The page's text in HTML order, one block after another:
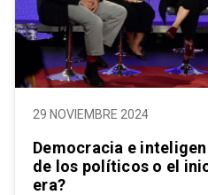
29 NOVIEMBRE 2024
Democracia e
de los políticos o el
era?